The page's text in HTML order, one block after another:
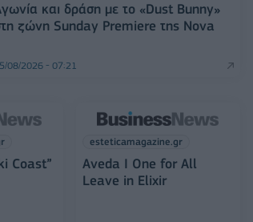
και δράση με το «Dust Bunny»
ζώνη Sunday Premiere της Nova
08/2026 - 07:21
Coast”
esteticamagazine.gr
Aveda I One for All
Leave in Elixir